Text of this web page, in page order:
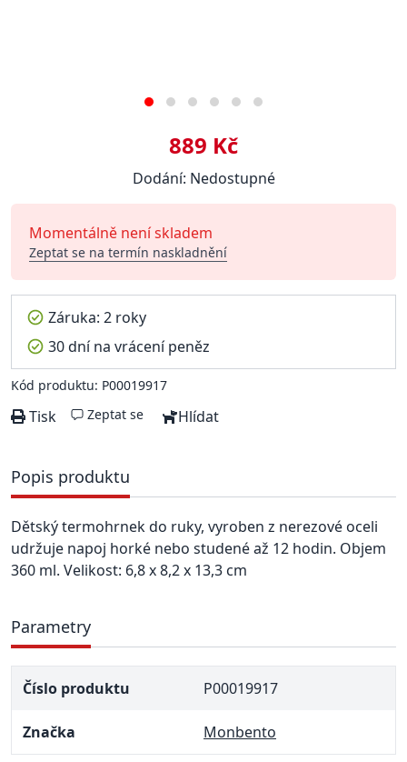
889 Kč
Dodání: Nedostupné
Momentálně není skladem
Zeptat se na termín naskladnění
Záruka: 2 roky
30 dní na vrácení peněz
Kód produktu: P00019917
Tisk Zeptat se Hlídat
Popis produktu
Dětský termohrnek do ruky, vyroben z nerezové oceli
udržuje napoj horké nebo studené až 12 hodin. Objem
360 ml. Velikost: 6,8 x 8,2 x 13,3 cm
Parametry
Číslo produktu P00019917
Značka Monbento